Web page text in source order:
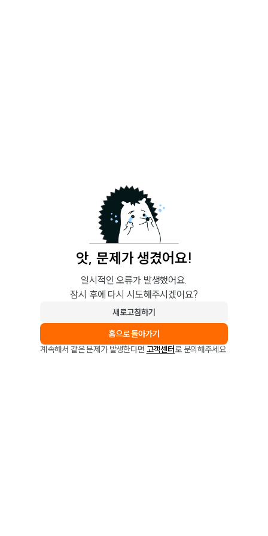
앗, 문제가 생겼어요!
일시적인 오류가 발생했어요.
잠시 후에 다시 시도해주시겠어요?
새로고침하기
홈으로 돌아가기
계속해서 같은 문제가 발생한다면 고객센터로 문의해주세요.